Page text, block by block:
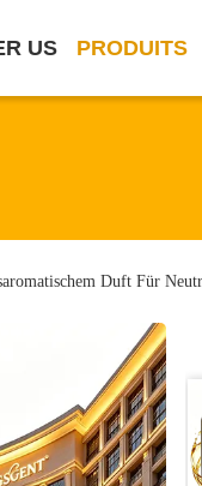
US PRODUITS
Duft Für